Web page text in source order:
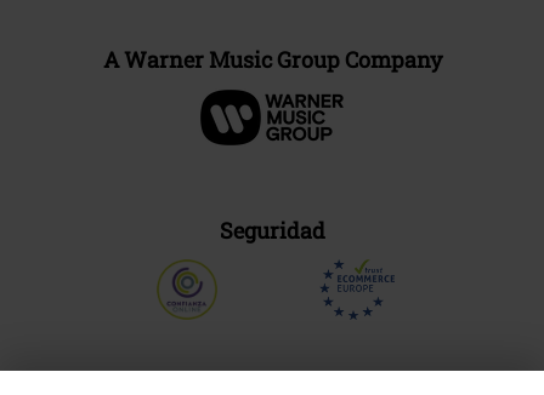
A Warner Music Group Company
Seguridad